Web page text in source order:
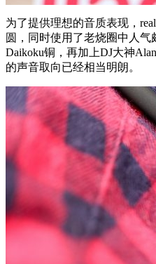
为了提供理想的音质表现，
圆，同时使用了老烧圈中人
Daikoku铜，再加上DJ大神
的声音取向已经相当明朗。